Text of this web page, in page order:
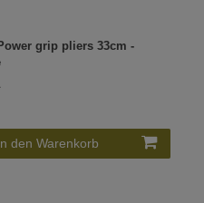
grip pliers 33cm -
den Warenkorb